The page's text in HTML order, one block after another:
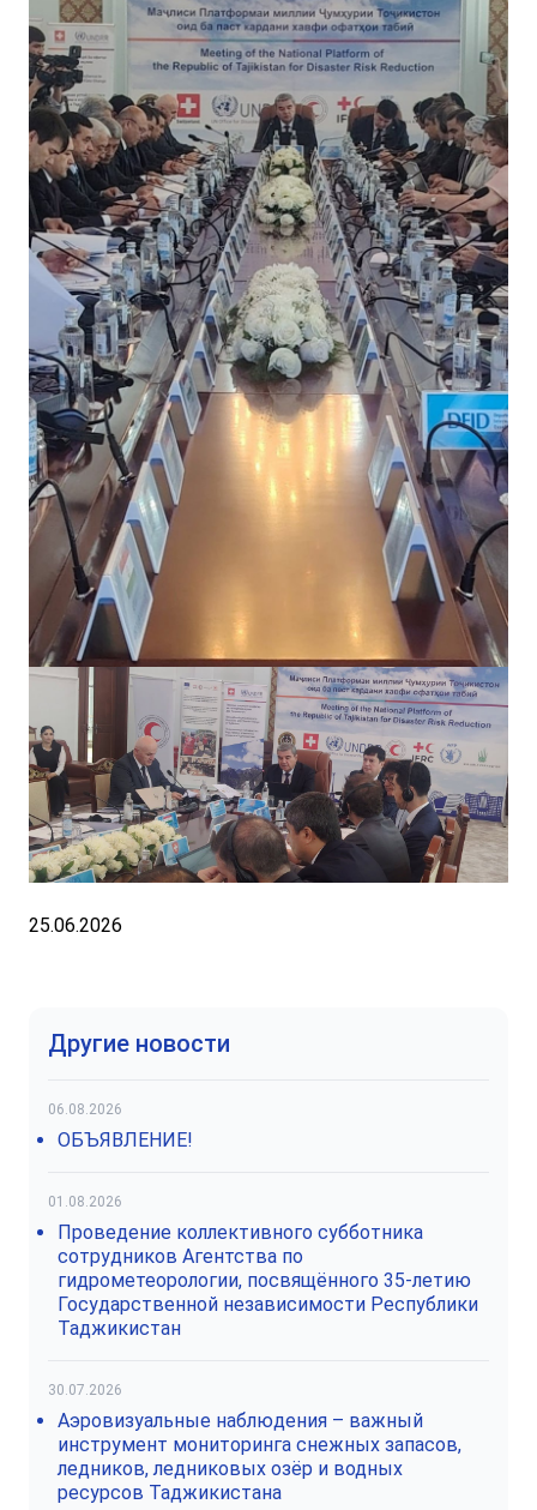
25.06.2026
Другие новости
06.08.2026
ОБЪЯВЛЕНИЕ!
01.08.2026
Проведение коллективного субботника
сотрудников Агентства по
гидрометеорологии, посвящённого 35-летию
Государственной независимости Республики
Таджикистан
30.07.2026
Аэровизуальные наблюдения – важный
инструмент мониторинга снежных запасов,
ледников, ледниковых озёр и водных
ресурсов Таджикистана